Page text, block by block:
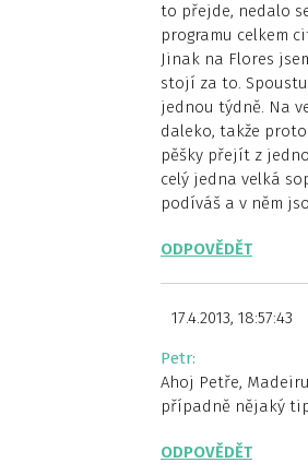
to přejde, nedalo
programu celkem
Jinak na Flores
stojí za to.
jednou týdně. Na
daleko, takže
pěšky přejít z
celý jedna velká
podíváš a v něm
ODPOVĚDĚT
17.4.2013, 18:57:43
Petr:
Ahoj Petře,
případně nějaký
ODPOVĚDĚT